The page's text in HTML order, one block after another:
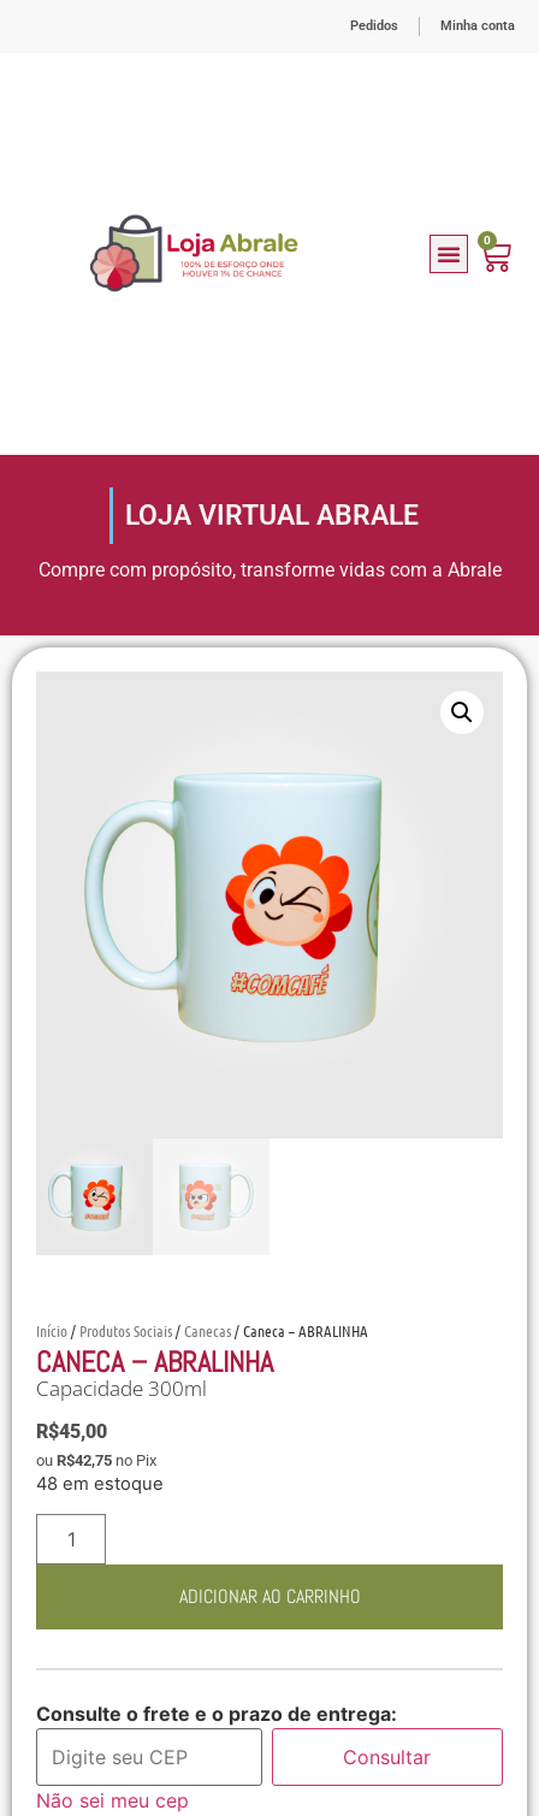
Pedidos Minha conta
0
LOJA VIRTUAL ABRALE
Compre com propósito, transforme vidas com a Abrale
Início/ Produtos Sociais/Canecas/ Caneca – ABRALINHA
CANECA – ABRALINHA
Capacidade 300ml
R$45,00
ou R$42,75 no Pix
48 em estoque
ADICIONAR AO CARRINHO
Consulte o frete e o prazo de entrega:
Consultar
Não sei meu cep